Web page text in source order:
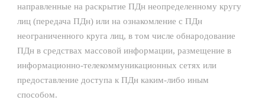
направленные на раскрытие ПДн неопределенному кругу
лиц (передача ПДн) или на ознакомление с ПДн
неограниченного круга лиц, в том числе обнародование
ПДн в средствах массовой информации, размещение в
информационно-телекоммуникационных сетях или
предоставление доступа к ПДн каким-либо иным
способом.